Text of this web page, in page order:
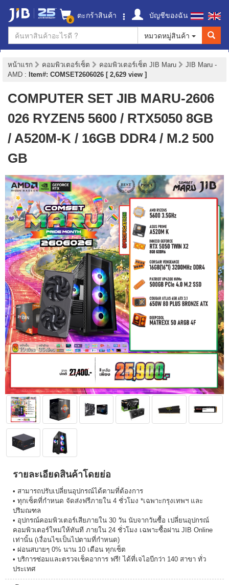
0 ตะกร้าสินค้า
บัญชีของฉัน
หมวดหมู่สินค้า
หน้าแรก คอมพิวเตอร์เซ็ต คอมพิวเตอร์เซ็ต JIB Maru
JIB Maru -
AMD : Item#: COMSET2606026 [ 2,629 view ]
COMPUTER SET JIB MARU-2606
026 RYZEN5 5600 / RTX5050 8GB
/ A520M-K / 16GB DDR4 / M.2 500
GB
รายละเอียดสินค้าโดยย่อ
• สามารถปรับเปลี่ยนอุปกรณ์ได้ตามที่ต้องการ
• ทุกเซ็ตที่กำหนด จัดส่งฟรีภายใน 4 ชั่วโมง *เฉพาะกรุงเทพฯ และ
ปริมณฑล
• อุปกรณ์คอมพิวเตอร์เสียภายใน 30 วัน นับจากวันซื้อ เปลี่ยนอุปกรณ์
คอมพิวเตอร์ใหม่ให้ทันที ภายใน 24 ชั่วโมง เฉพาะซื้อผ่าน JIB Online
เท่านั้น (เงื่อนไขเป็นไปตามที่กำหนด)
• ผ่อนสบายๆ 0% นาน 10 เดือน ทุกเซ็ต
• บริการซ่อมและตรวจเช็คอาการ ฟรี! ได้ที่เจไอบีกว่า 140 สาขา ทั่ว
ประเทศ